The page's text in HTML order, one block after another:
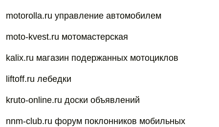
motorolla.ru управление автомобилем
moto-kvest.ru мотомастерская
kalix.ru магазин подержанных мотоциклов
liftoff.ru лебедки
kruto-online.ru доски объявлений
nnm-club.ru форум поклонников мобильных